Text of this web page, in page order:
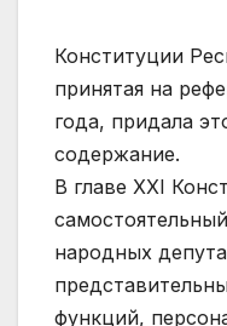
Конституции
принятая на
года, придала
содержание.
В главе XXI
народных
функций,